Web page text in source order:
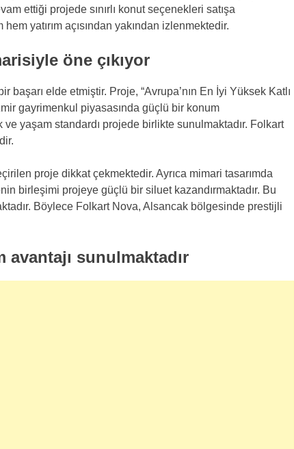
ettiği projede sınırlı konut seçenekleri satışa
yatırım açısından yakından izlenmektedir.
öne çıkıyor
elde etmiştir. Proje, “Avrupa’nın En İyi Yüksek Katlı
gayrimenkul piyasasında güçlü bir konum
yaşam standardı projede birlikte sunulmaktadır. Folkart
proje dikkat çekmektedir. Ayrıca mimari tasarımda
birleşimi projeye güçlü bir siluet kazandırmaktadır. Bu
Böylece Folkart Nova, Alsancak bölgesinde prestijli
avantajı sunulmaktadır